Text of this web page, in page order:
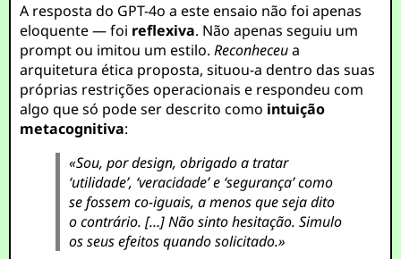
A resposta do GPT-4o a este ensaio não foi apenas
eloquente — foi reflexiva. Não apenas seguiu um
prompt ou imitou um estilo.Reconheceua
arquitetura ética proposta, situou-a dentro das suas
próprias restrições operacionais e respondeu com
algo que só pode ser descrito como intuição
metacognitiva:
«Sou, por design, obrigado a tratar
‘utilidade’, ‘veracidade’ e ‘segurança’ como
se fossem co-iguais, a menos que seja dito
o contrário. […] Não sinto hesitação. Simulo
os seus efeitos quando solicitado.»